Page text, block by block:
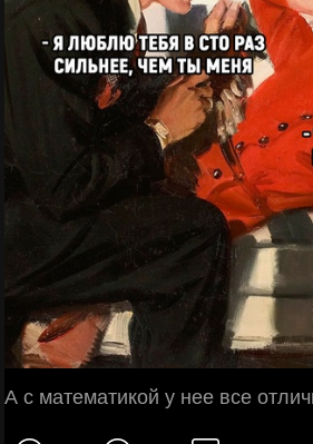
А с математикой у нее все